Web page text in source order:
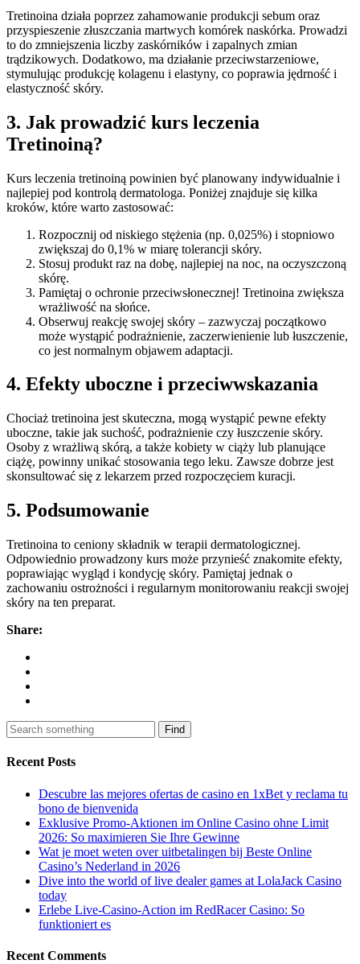
Tretinoina działa poprzez zahamowanie produkcji sebum oraz
przyspieszenie złuszczania martwych komórek naskórka. Prowadzi
to do zmniejszenia liczby zaskórników i zapalnych zmian
trądzikowych. Dodatkowo, ma działanie przeciwstarzeniowe,
stymulując produkcję kolagenu i elastyny, co poprawia jędrność i
elastyczność skóry.
3. Jak prowadzić kurs leczenia
Tretinoiną?
Kurs leczenia tretinoiną powinien być planowany indywidualnie i
najlepiej pod kontrolą dermatologa. Poniżej znajduje się kilka
kroków, które warto zastosować:
Rozpocznij od niskiego stężenia (np. 0,025%) i stopniowo
zwiększaj do 0,1% w miarę tolerancji skóry.
Stosuj produkt raz na dobę, najlepiej na noc, na oczyszczoną
skórę.
Pamiętaj o ochronie przeciwsłonecznej! Tretinoina zwiększa
wrażliwość na słońce.
Obserwuj reakcję swojej skóry – zazwyczaj początkowo
może wystąpić podrażnienie, zaczerwienienie lub łuszczenie,
co jest normalnym objawem adaptacji.
4. Efekty uboczne i przeciwwskazania
Chociaż tretinoina jest skuteczna, mogą wystąpić pewne efekty
uboczne, takie jak suchość, podrażnienie czy łuszczenie skóry.
Osoby z wrażliwą skórą, a także kobiety w ciąży lub planujące
ciążę, powinny unikać stosowania tego leku. Zawsze dobrze jest
skonsultować się z lekarzem przed rozpoczęciem kuracji.
5. Podsumowanie
Tretinoina to ceniony składnik w terapii dermatologicznej.
Odpowiednio prowadzony kurs może przynieść znakomite efekty,
poprawiając wygląd i kondycję skóry. Pamiętaj jednak o
zachowaniu ostrożności i regularnym monitorowaniu reakcji swojej
skóry na ten preparat.
Share:
Find
Recent Posts
Descubre las mejores ofertas de casino en 1xBet y reclama tu
bono de bienvenida
Exklusive Promo-Aktionen im Online Casino ohne Limit
2026: So maximieren Sie Ihre Gewinne
Wat je moet weten over uitbetalingen bij Beste Online
Casino’s Nederland in 2026
Dive into the world of live dealer games at LolaJack Casino
today
Erlebe Live-Casino-Action im RedRacer Casino: So
funktioniert es
Recent Comments